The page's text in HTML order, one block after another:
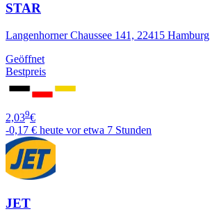
STAR
Langenhorner Chaussee 141, 22415 Hamburg
Geöffnet
Bestpreis
2,039€
-0,17 € heute vor etwa 7 Stunden
JET